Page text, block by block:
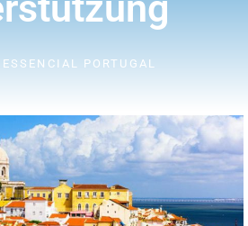
PORTUGAL